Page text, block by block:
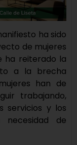
ha sido
de mujeres
ha reiterado la
a la brecha
han de
trabajando,
servicios y los
necesidad de